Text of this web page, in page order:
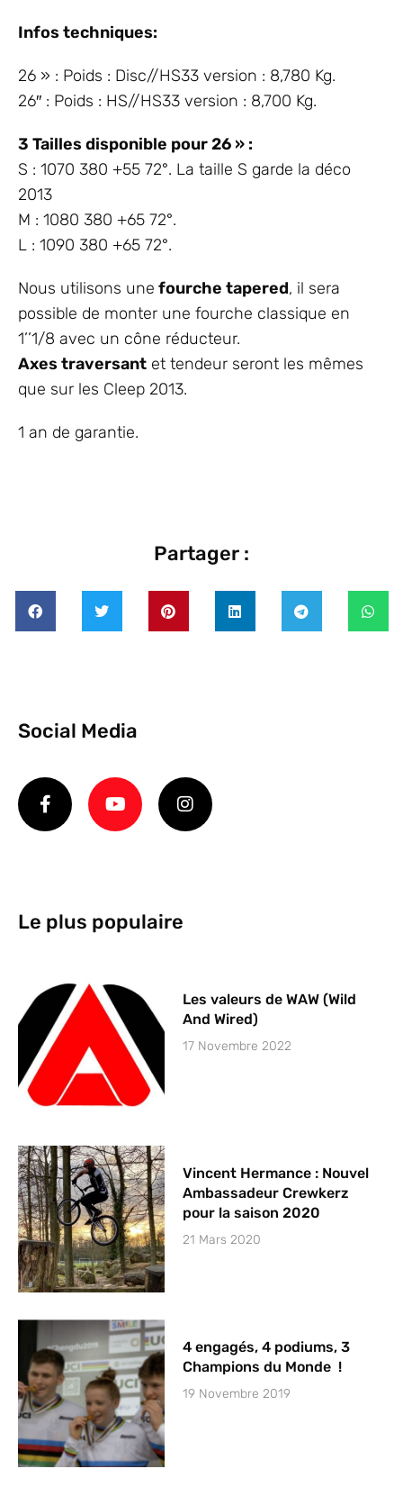
Infos techniques:
26 » : Poids : Disc//HS33 version : 8,780 Kg.
26″ : Poids : HS//HS33 version : 8,700 Kg.
3 Tailles disponible pour 26 » :
S : 1070 380 +55 72°. La taille S garde la déco
2013
M : 1080 380 +65 72°.
L : 1090 380 +65 72°.
Nous utilisons une fourche tapered, il sera
possible de monter une fourche classique en
1’’1/8 avec un cône réducteur.
Axes traversant et tendeur seront les mêmes
que sur les Cleep 2013.
1 an de garantie.
Partager :
Social Media
Le plus populaire
Les valeurs de WAW (Wild
And Wired)
17 Novembre 2022
Vincent Hermance : Nouvel
Ambassadeur Crewkerz
pour la saison 2020
21 Mars 2020
4 engagés, 4 podiums, 3
Champions du Monde !
19 Novembre 2019